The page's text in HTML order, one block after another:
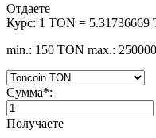
Отдаете
Курс: 1 TON = 5.31736669
min.: 150 TON max.:
Сумма*:
Получаете